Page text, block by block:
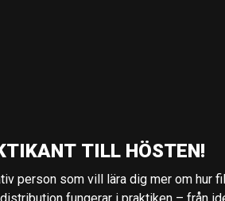
TILL HÖSTEN!
person som vill lära dig mer om hur